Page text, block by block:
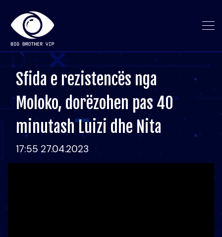
Sfida e rezistencës nga
Moloko, dorëzohen pas 40
minutash Luizi dhe Nita
17:55 27.04.2023